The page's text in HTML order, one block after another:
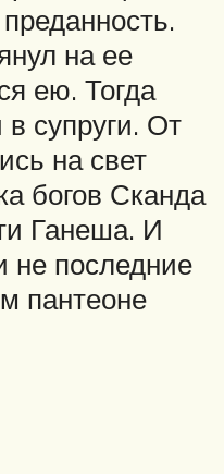
на ее
ею. Тогда
супруги. От
на свет
богов Сканда
Ганеша. И
не последние
пантеоне